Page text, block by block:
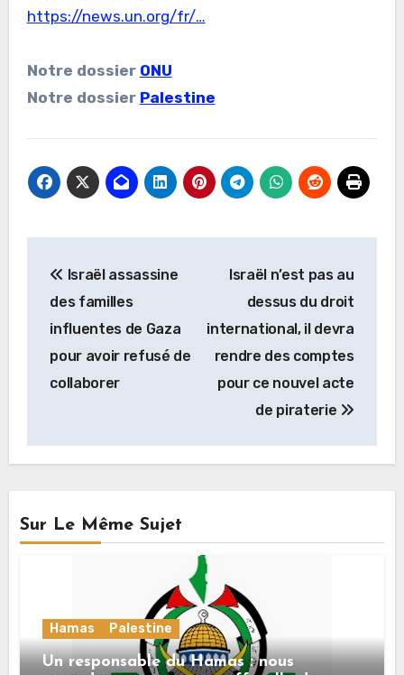
https://news.un.org/fr/…
Notre dossier ONU
Notre dossier Palestine
de
l’article
Israël assassine
des familles
influentes de Gaza
pour avoir refusé de
collaborer
Israël n’est pas au
dessus du droit
international, il devra
rendre des comptes
pour ce nouvel acte
de piraterie
Sur Le Même Sujet
Hamas Palestine
Un responsable du Hamas : nous